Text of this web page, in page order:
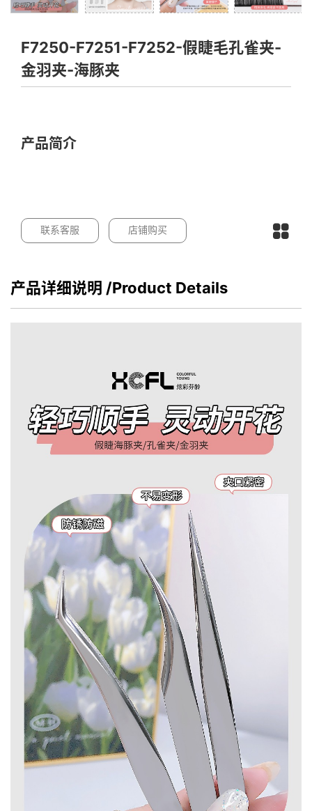
F7250-F7251-F7252-假睫毛孔雀夹-
金羽夹-海豚夹
产品简介
联系客服 店铺购买
产品详细说明 /Product Details